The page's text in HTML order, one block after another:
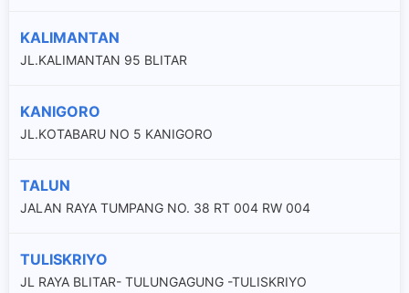
KALIMANTAN
JL.KALIMANTAN 95 BLITAR
KANIGORO
JL.KOTABARU NO 5 KANIGORO
TALUN
JALAN RAYA TUMPANG NO. 38 RT 004 RW 004
TULISKRIYO
JL RAYA BLITAR- TULUNGAGUNG -TULISKRIYO